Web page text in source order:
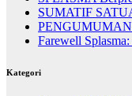
SUMATIF
Farewell
Kategori